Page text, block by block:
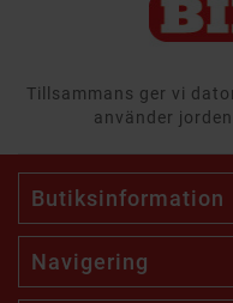
Tillsammans ger vi
använder
Butiksinformation
Navigering